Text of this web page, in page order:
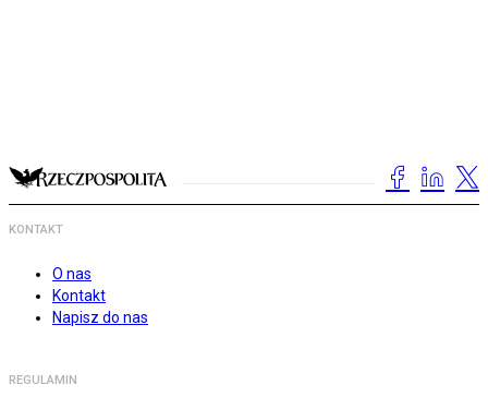
KONTAKT
O nas
Kontakt
Napisz do nas
REGULAMIN